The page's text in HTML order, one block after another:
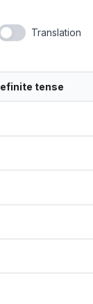
Translation
tense